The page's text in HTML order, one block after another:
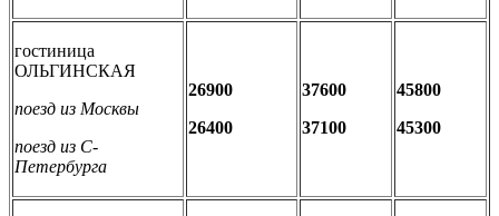
гостиница
ОЛЬГИНСКАЯ
поезд из Москвы
поезд из С-
Петербурга
26900
26400
37600
37100
45800
45300